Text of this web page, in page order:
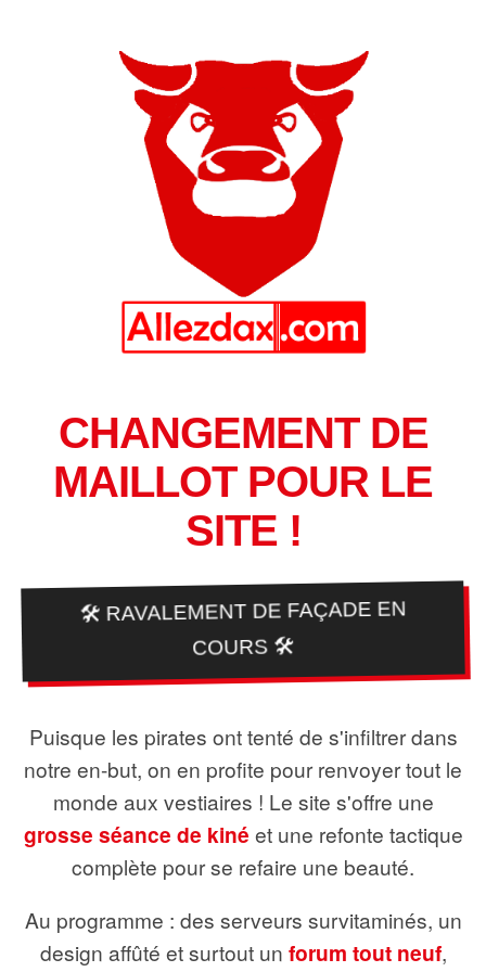
CHANGEMENT DE
MAILLOT POUR LE
SITE !
🛠️ RAVALEMENT DE FAÇADE EN
COURS 🛠️
Puisque les pirates ont tenté de s'infiltrer dans
notre en-but, on en profite pour renvoyer tout le
monde aux vestiaires ! Le site s'offre une
grosse séance de kiné et une refonte tactique
complète pour se refaire une beauté.
Au programme : des serveurs survitaminés, un
design affûté et surtout un forum tout neuf,